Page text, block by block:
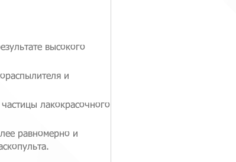
высокого
и
лакокрасочного
равномерно и